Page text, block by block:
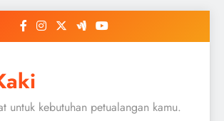
untuk kebutuhan petualangan kamu.